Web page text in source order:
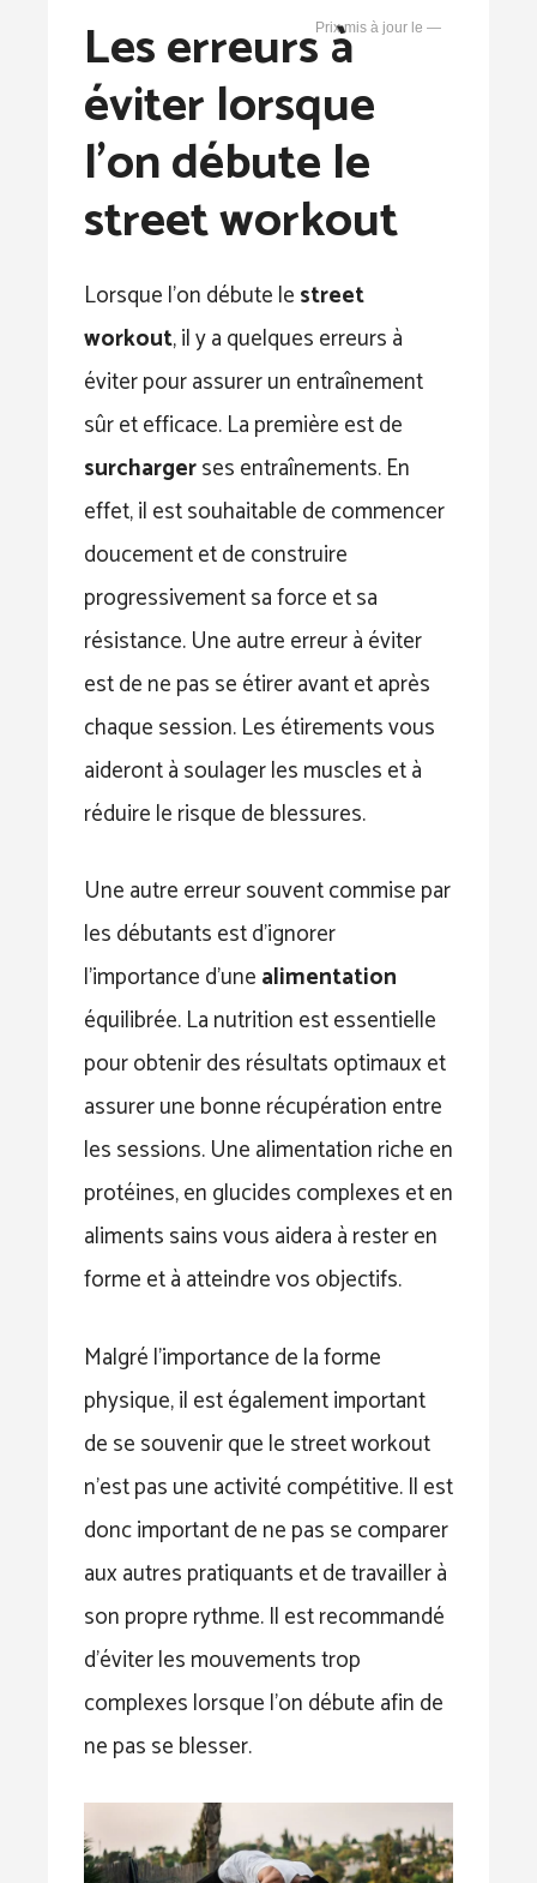
—
Les erreurs à
éviter lorsque
l’on débute le
street workout
Lorsque l’on débute lestreet
workout, il y a quelques erreurs à
éviter pour assurer un entraînement
sûr et efficace. La première est de
surchargerses entraînements. En
effet, il est souhaitable de commencer
doucement et de construire
progressivement sa force et sa
résistance. Une autre erreur à éviter
est de ne pas se étirer avant et après
chaque session. Les étirements vous
aideront à soulager les muscles et à
réduire le risque de blessures.
Une autre erreur souvent commise par
les débutants est d’ignorer
l’importance d’unealimentation
équilibrée. La nutrition est essentielle
pour obtenir des résultats optimaux et
assurer une bonne récupération entre
les sessions. Une alimentation riche en
protéines, en glucides complexes et en
aliments sains vous aidera à rester en
forme et à atteindre vos objectifs.
Malgré l’importance de la forme
physique, il est également important
de se souvenir que le street workout
n’est pas une activité compétitive. Il est
donc important de ne pas se comparer
aux autres pratiquants et de travailler à
son propre rythme. Il est recommandé
d’éviter les mouvements trop
complexes lorsque l’on débute afin de
ne pas se blesser.